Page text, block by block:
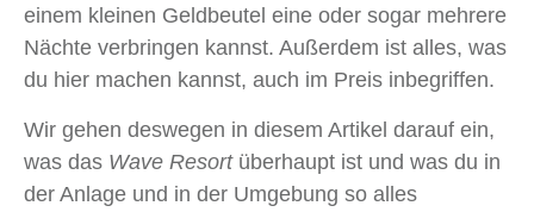
einem kleinen Geldbeutel eine oder sogar mehrere
Nächte verbringen kannst. Außerdem ist alles, was
du hier machen kannst, auch im Preis inbegriffen.
Wir gehen deswegen in diesem Artikel darauf ein,
was das Wave Resortüberhaupt ist und was du in
der Anlage und in der Umgebung so alles